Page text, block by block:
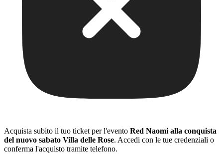
Acquista subito il tuo ticket per l'evento Red Naomi alla conquista
del nuovo sabato Villa delle Rose. Accedi con le tue credenziali o
conferma l'acquisto tramite telefono.